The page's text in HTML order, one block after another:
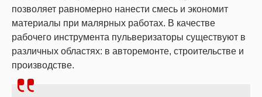
позволяет равномерно нанести смесь и экономит
материалы при малярных работах. В качестве
рабочего инструмента пульверизаторы существуют в
различных областях: в авторемонте, строительстве и
производстве.